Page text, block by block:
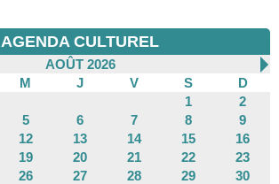
AGENDA CULTUREL
AOÛT 2026
M J V S
D
1
2
5 6 7 8
9
12 13 14 15
16
19 20 21 22
23
26 27 28 29
30